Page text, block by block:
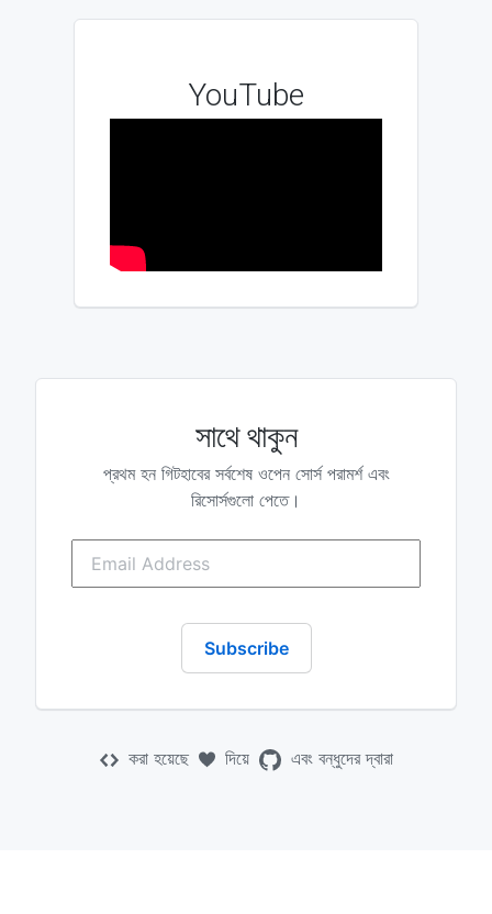
YouTube
সাথে থাকুন
প্রথম হন গিটহাবের সর্বশেষ ওপেন সোর্স পরামর্শ এবং
রিসোর্সগুলো পেতে।
করা হয়েছে দিয়ে এবং বন্ধুদের দ্বারা